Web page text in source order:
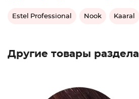
Estel Professional Nook Kaaral
Другие товары раздела